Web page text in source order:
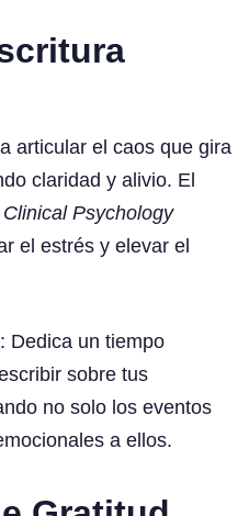
articular el caos que gira
claridad y alivio. El
Psychology
el estrés y elevar el
: Dedica un tiempo
sobre tus
no solo los eventos
a ellos.